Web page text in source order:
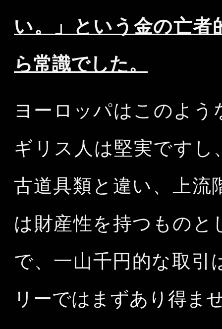
い。」という金の亡
ら常識でした。
ヨーロッパはこのよ
ギリス人は堅実です
古道具類と違い、上流
は財産性を持つもの
で、一山千円的な取
リーではまずあり得ま